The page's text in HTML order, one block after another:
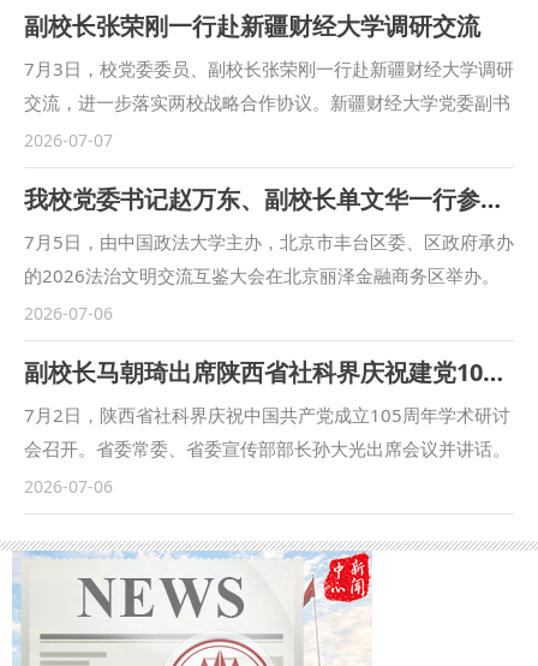
副校长张荣刚一行赴新疆财经大学调研交流
7月3日，校党委委员、副校长张荣刚一行赴新疆财经大学调研
交流，进一步落实两校战略合作协议。新疆财经大学党委副书
记、校长高志刚会见张荣刚一行，并邀请我校参加2026年对
口支援新疆财经大学工作会议。 新疆财经大学党委常委、副
校长李季刚参加调研座谈会。双方围绕学科专业建设、师资队
伍培养、科研项目合作、科研平台建设、学生联合培养等方面
进行了深入交流。 座谈会后，张荣刚一行还参观了新疆财经
大学国家级创新创业教育实践基地和金融博物馆。 发展规划
与学科建设处、国内合作与校友工作处、经济学院、商学院
（管理学院）相关负责人参加调研。 （供稿：发展规划与学
科建设处 审核：宁卫立）
2026-07-07
我校党委书记赵万东、副校长单文华一行参加2026年法治文明交流互鉴大会
7月5日，由中国政法大学主办，北京市丰台区委、区政府承办
的2026法治文明交流互鉴大会在北京丽泽金融商务区举办。
我校党委书记赵万东，校党委委员、副校长单文华，行政法学
院（纪检监察学院）院长李大勇、国际法学院（国际仲裁学
院）院长张超汉受邀参会。 赵万东出席中国—东盟法治文明
交流互鉴教育联盟启动仪式。该联盟由中国政法大学倡议发
起，联合中国—东盟31所知名高校共同组建，旨在搭建国内法
学院校与东盟各国法学教育界的常态化交流渠道，深化区域法
学教育合作，培养高层次法治人才，服务区域共同发展。我校
作为首批成员单位之一，充分彰显了学校在涉外法治人才培养
和区域法学交流合作领域的办学实力与影响力。 单文华在中
外法治文明交流互鉴圆桌论坛上，作题为“西北政法大学涉外
法治人才培养实践与成效”的交流发言，从育人机制、学科布
2026-07-06
副校长马朝琦出席陕西省社科界庆祝建党105周年学术研讨会并作交流发言
7月2日，陕西省社科界庆祝中国共产党成立105周年学术研讨
会召开。省委常委、省委宣传部部长孙大光出席会议并讲话。
会议由省委宣传部常务副部长马骐主持。 会上，孙大光领学
了习近平总书记的重要讲话，强调要以高度的政治自觉和学术
自觉，推动讲话精神入脑入心、落地生根。他指出，习近平总
书记发表的重要讲话博大精深、高屋建瓴、内涵丰富，为新时
代新征程实现党的中心任务进一步指明了方向，提供了遵循。
要把学习贯彻习近平总书记重要讲话与学思践悟习近平党建思
2026-07-06